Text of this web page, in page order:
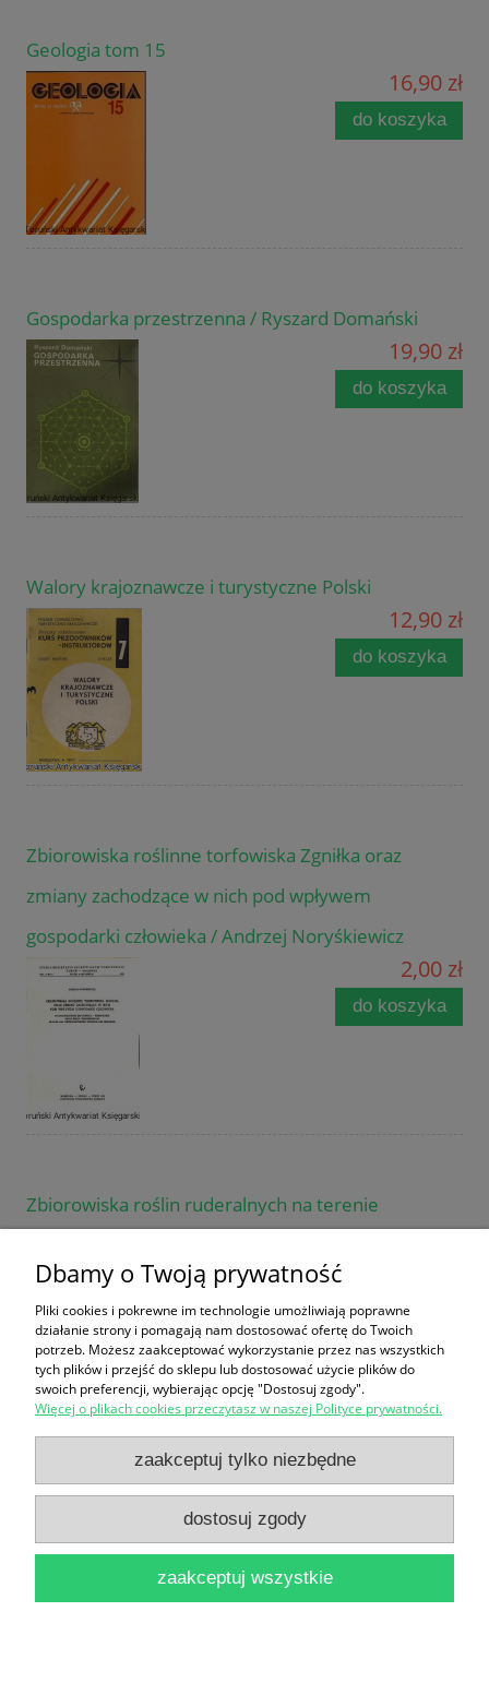
Geologia tom 15
16,90 zł
do koszyka
Gospodarka przestrzenna / Ryszard Domański
19,90 zł
do koszyka
Walory krajoznawcze i turystyczne Polski
12,90 zł
do koszyka
Zbiorowiska roślinne torfowiska Zgniłka oraz
zmiany zachodzące w nich pod wpływem
gospodarki człowieka / Andrzej Noryśkiewicz
2,00 zł
do koszyka
Zbiorowiska roślin ruderalnych na terenie
i Włocławka / Joanna Czaplewska
2,00 zł
do koszyka
Zmienność morfologiczna taksonów rodzaju
Oxycoccus Hill / Wanda Gugnacka-Fiedor
Dbamy o Twoją prywatność
Pliki cookies i pokrewne im technologie umożliwiają poprawne
działanie strony i pomagają nam dostosować ofertę do Twoich
potrzeb. Możesz zaakceptować wykorzystanie przez nas wszystkich
tych plików i przejść do sklepu lub dostosować użycie plików do
swoich preferencji, wybierając opcję "Dostosuj zgody".
Więcej o plikach cookies przeczytasz w naszej Polityce prywatności.
zaakceptuj tylko niezbędne
dostosuj zgody
zaakceptuj wszystkie